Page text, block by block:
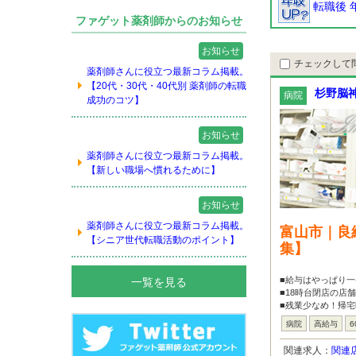
ファゲット薬剤師からのお知らせ
お知らせ
薬剤師さんに役立つ最新コラム掲載。
【20代・30代・40代別 薬剤師の転職
成功のコツ】
お知らせ
薬剤師さんに役立つ最新コラム掲載。
【新しい職場へ慣れるために】
お知らせ
薬剤師さんに役立つ最新コラム掲載。
【シニア世代転職活動のポイント】
一覧を見る
転職後
チェックして
病院 杉野脳
富山市｜良
集】
■給与はやっぱり
■18時台閉店の店
■残業少なめ！帰
病院 高給与
関連求人： 関連